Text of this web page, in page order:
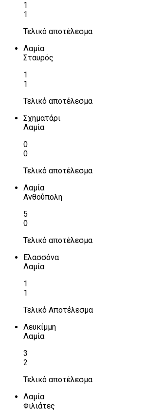
1
1
Τελικό αποτέλεσμα
Λαμία
Σταυρός
1
1
Τελικό αποτέλεσμα
Σχηματάρι
Λαμία
0
0
Τελικό αποτέλεσμα
Λαμία
Ανθούπολη
5
0
Τελικό αποτέλεσμα
Ελασσόνα
Λαμία
1
1
Τελικό Αποτέλεσμα
Λευκίμμη
Λαμία
3
2
Τελικό αποτέλεσμα
Λαμία
Φιλιάτες